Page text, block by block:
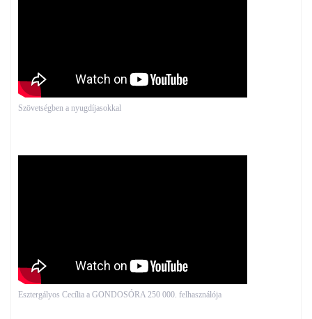
Szövetségben a nyugdíjasokkal
Esztergályos Cecília a GONDOSÓRA 250 000. felhasználója